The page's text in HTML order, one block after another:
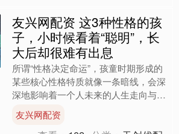
友兴网配资 这3种性格的孩
子，小时候看着“聪明”，长
大后却很难有出息
所谓“性格决定命运”，孩童时期形成的
某些核心性格特质就像一条暗线，会深
深地影响着一个人未来的人生走向与格
局。 作为父母，我们都希望孩子一生
顺遂，生活幸福，但是若....
友兴网配资